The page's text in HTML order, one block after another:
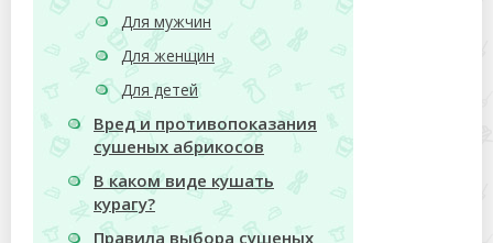
Для мужчин
Для женщин
Для детей
Вред и противопоказания
сушеных абрикосов
В каком виде кушать
курагу?
Правила выбора сушеных